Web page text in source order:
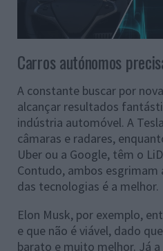
Carros autónomos
A constante buscar por
alcançar resultados
indústria automóvel. A
câmaras e radares,
Uber ou a Google, têm o
Contudo, ambos
das tecnologias é a melhor.
Elon Musk, por exemplo,
e que não é viável, dado
barato e muito melhor. Já